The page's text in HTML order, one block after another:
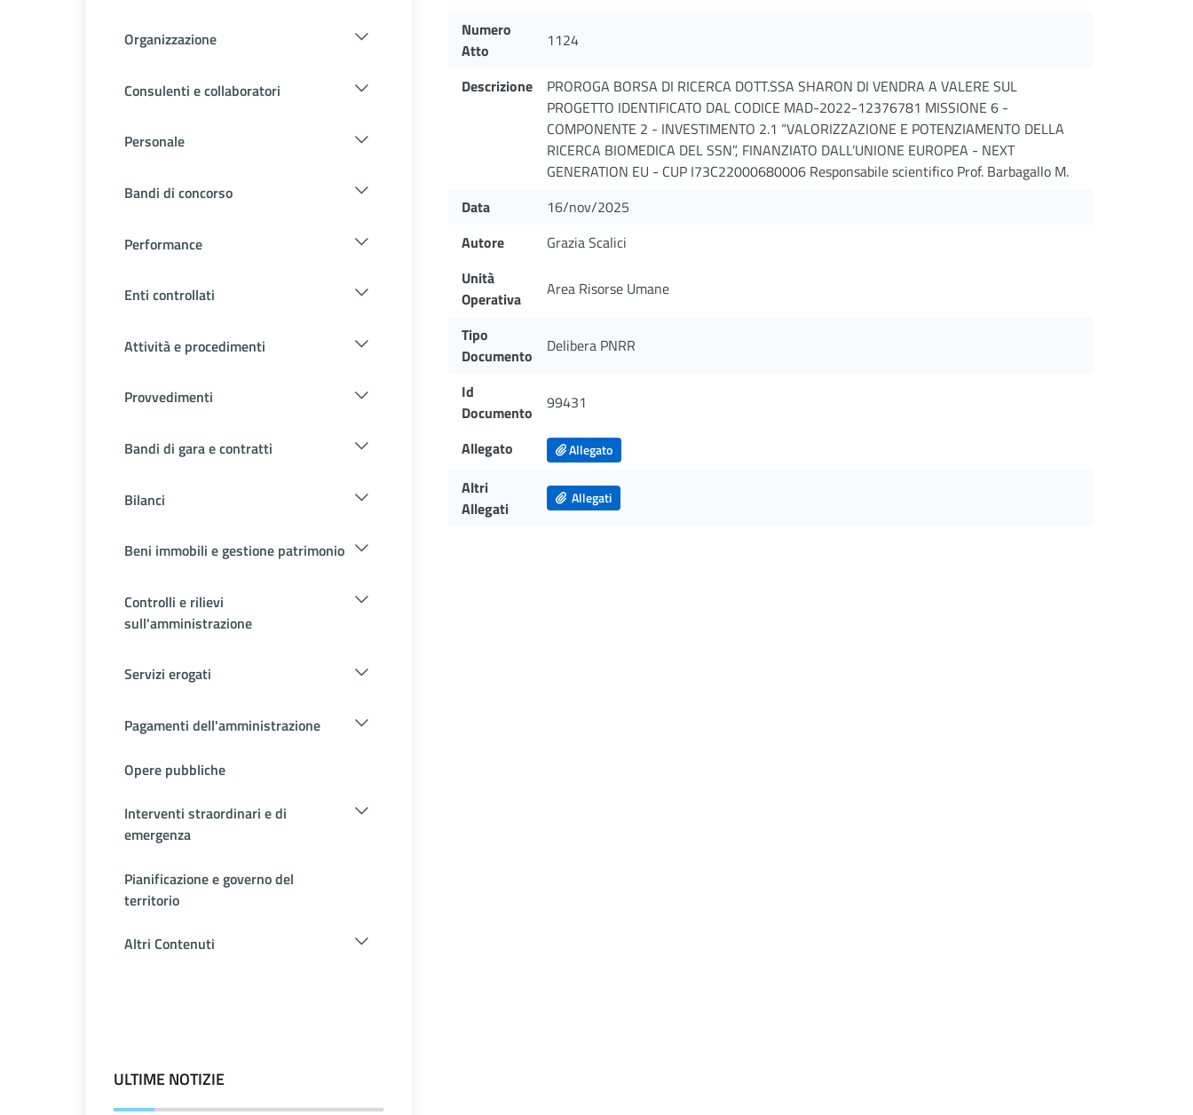
Organizzazione
Consulenti e collaboratori
Personale
Bandi di concorso
Performance
Enti controllati
Attività e procedimenti
Provvedimenti
Bandi di gara e contratti
Bilanci
Beni immobili e gestione patrimonio
Controlli e rilievi
sull'amministrazione
Servizi erogati
Pagamenti dell'amministrazione
Opere pubbliche
Interventi straordinari e di
emergenza
Pianificazione e governo del
territorio
Altri Contenuti
ULTIME NOTIZIE
Numero
Atto
1124
Descrizione
PROROGA BORSA DI RICERCA DOTT.SSA SHARON DI VENDRA A VALERE SUL
PROGETTO IDENTIFICATO DAL CODICE MAD-2022-12376781 MISSIONE 6 -
COMPONENTE 2 - INVESTIMENTO 2.1 “VALORIZZAZIONE E POTENZIAMENTO DELLA
RICERCA BIOMEDICA DEL SSN”, FINANZIATO DALL’UNIONE EUROPEA - NEXT
GENERATION EU - CUP I73C22000680006 Responsabile scientifico Prof. Barbagallo M.
Data
16/nov/2025
Autore
Grazia Scalici
Unità
Operativa
Area Risorse Umane
Tipo
Documento
Delibera PNRR
Id
Documento
99431
Allegato Allegato
Altri
Allegati
Allegati